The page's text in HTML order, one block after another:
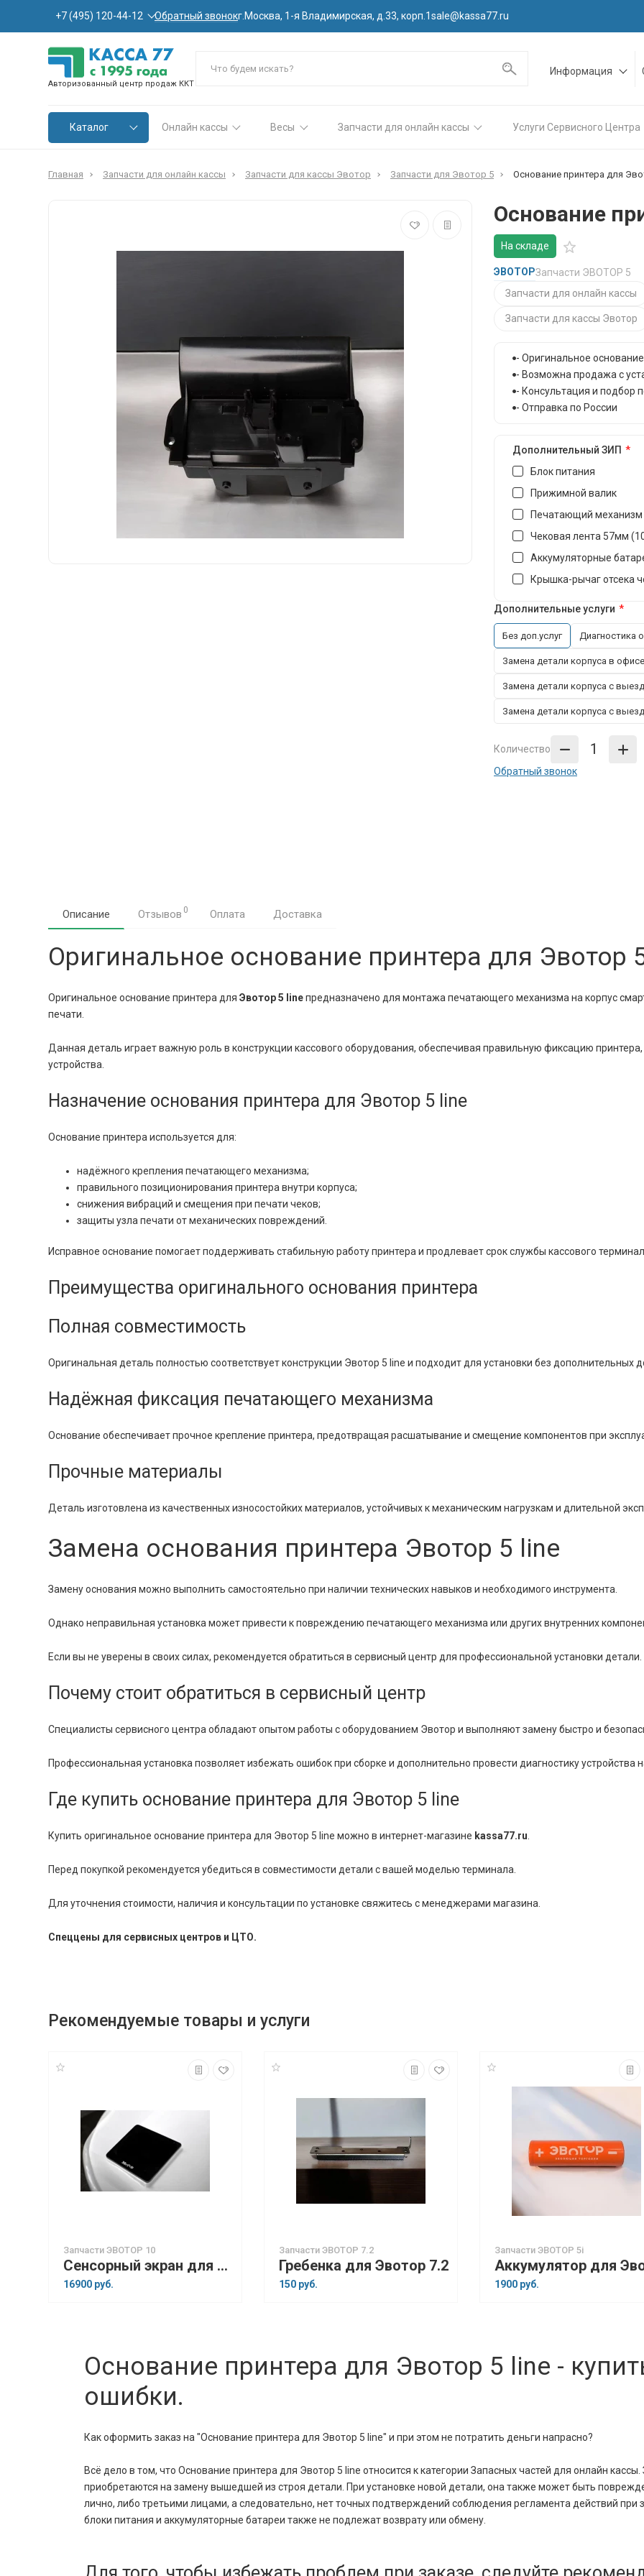
+7 (495) 120-44-12 Обратный звонокг.Москва, 1-я Владимирская, д.33, корп.1sale@kassa77.ru
Авторизованный центр продаж ККТ
Информация
Каталог Онлайн кассы Весы Запчасти для онлайн кассы Услуги Сервисного Центра
Главная Запчасти для онлайн кассы Запчасти для кассы Эвотор Запчасти для Эвотор 5 Основание принтера для
Основание
На складе
ЭВОТОРЗапчасти ЭВОТОР 5
Запчасти для онлайн кассы
Запчасти для кассы Эвотор
- Оригинальное
- Возможна продажа с
- Консультация и подбор
- Отправка по России
Дополнительный ЗИП
Блок питания
Прижимной валик
Печатающий механизм
Чековая лента 57мм
Аккумуляторные
Крышка-рычаг отсека
Дополнительные услуги
Без доп.услуг Диагностика
Замена детали корпуса в офисе
Замена детали корпуса с
Замена детали корпуса с
Количество
Обратный звонок
Описание Отзывов 0 Оплата Доставка
Оригинальное основание принтера для Эвотор
Оригинальное основание принтера для Эвотор 5 lineпредназначено для монтажа печатающего механизма на корпус
печати.
Данная деталь играет важную роль в конструкции кассового оборудования, обеспечивая правильную фиксацию
устройства.
Назначение основания принтера для Эвотор 5 line
Основание принтера используется для:
надёжного крепления печатающего механизма;
правильного позиционирования принтера внутри корпуса;
снижения вибраций и смещения при печати чеков;
защиты узла печати от механических повреждений.
Исправное основание помогает поддерживать стабильную работу принтера и продлевает срок службы кассового
Преимущества оригинального основания принтера
Полная совместимость
Оригинальная деталь полностью соответствует конструкции Эвотор 5 line и подходит для установки без дополнительных
Надёжная фиксация печатающего механизма
Основание обеспечивает прочное крепление принтера, предотвращая расшатывание и смещение компонентов при
Прочные материалы
Деталь изготовлена из качественных износостойких материалов, устойчивых к механическим нагрузкам и длительной
Замена основания принтера Эвотор 5 line
Замену основания можно выполнить самостоятельно при наличии технических навыков и необходимого инструмента.
Однако неправильная установка может привести к повреждению печатающего механизма или других внутренних
Если вы не уверены в своих силах, рекомендуется обратиться в сервисный центр для профессиональной установки детали.
Почему стоит обратиться в сервисный центр
Специалисты сервисного центра обладают опытом работы с оборудованием Эвотор и выполняют замену быстро и
Профессиональная установка позволяет избежать ошибок при сборке и дополнительно провести диагностику устройства
Где купить основание принтера для Эвотор 5 line
Купить оригинальное основание принтера для Эвотор 5 line можно в интернет-магазине kassa77.ru
Перед покупкой рекомендуется убедиться в совместимости детали с вашей моделью терминала.
Для уточнения стоимости, наличия и консультации по установке свяжитесь с менеджерами магазина.
Спеццены для сервисных центров и ЦТО.
Рекомендуемые товары и услуги
Запчасти ЭВОТОР 10
Сенсорный экран для Эвотор 10
16900 руб.
Запчасти ЭВОТОР 7.2
Гребенка для Эвотор 7.2
150 руб.
Запчасти ЭВОТОР 5i
1900 руб.
Основание принтера для Эвотор 5 line -
ошибки.
Как оформить заказ на "Основание принтера для Эвотор 5 line" и при этом не потратить деньги напрасно?
Всё дело в том, что Основание принтера для Эвотор 5 line относится к категории Запасных частей для онлайн
приобретаются на замену вышедшей из строя детали. При установке новой детали, она также может быть
лично, либо третьими лицами, а следовательно, нет точных подтверждений соблюдения регламента действий
блоки питания и аккумуляторные батареи также не подлежат возврату или обмену.